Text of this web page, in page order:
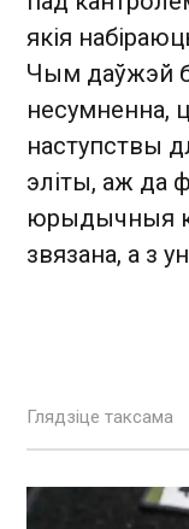
якія
Чым даўжэй
несумненна,
наступствы
эліты, аж да
юрыдычныя
звязана, а з
Глядзіце таксама